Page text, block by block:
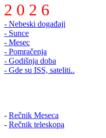
2 0 2 6
- Nebeski događaji
- Sunce
- Mesec
- Pomračenja
- Godišnja doba
- Gde su ISS, sateliti..
- Rečnik Meseca
- Rečnik teleskopa